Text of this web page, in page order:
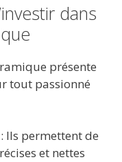
dans
présente
tout passionné
: Ils permettent de
et nettes